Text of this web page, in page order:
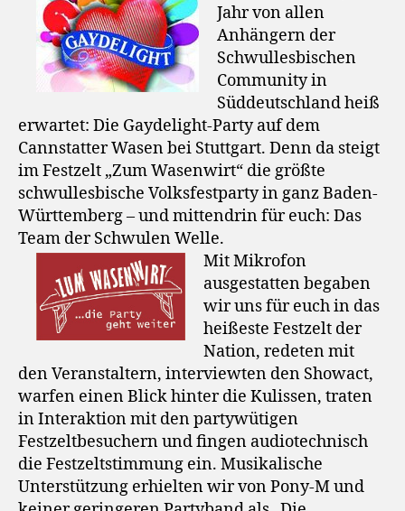
Jahr von allen
Anhängern der
Schwullesbischen
Community in
Süddeutschland heiß
erwartet: Die Gaydelight-Party auf dem
Cannstatter Wasen bei Stuttgart. Denn da steigt
im Festzelt „Zum Wasenwirt“ die größte
schwullesbische Volksfestparty in ganz Baden-
Württemberg – und mittendrin für euch: Das
Team der Schwulen Welle.
Mit Mikrofon
ausgestatten begaben
wir uns für euch in das
heißeste Festzelt der
Nation, redeten mit
den Veranstaltern, interviewten den Showact,
warfen einen Blick hinter die Kulissen, traten
in Interaktion mit den partywütigen
Festzeltbesuchern und fingen audiotechnisch
die Festzeltstimmung ein. Musikalische
Unterstützung erhielten wir von Pony-M und